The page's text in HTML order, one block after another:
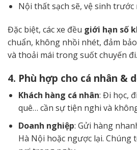
Nội thất sạch sẽ, vệ sinh trước
Đặc biệt, các xe đều giới hạn số
chuẩn, không nhồi nhét, đảm
và thoải mái trong suốt chuyến đi.
4. Phù hợp cho cá nhân &
Khách hàng cá nhân: Đi học,
quê… cần sự tiện nghi và
Doanh nghiệp: Gửi hàng
Hà Nội hoặc ngược lại. Chúng